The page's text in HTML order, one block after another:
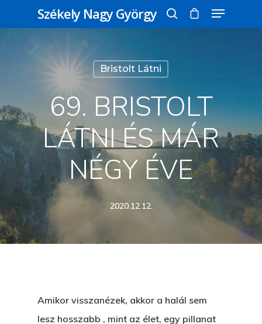
Üss egy entert a kereséshez, vagy nyomd
meg az ESC gombot a bezáráshoz
Székely Nagy György
Bristolt Látni
69. BRISTOLT
LÁTNI ÉS MÁR
NÉGY ÉVE
2020.12.12.
Amikor visszanézek, akkor a halál sem
lesz hosszabb , mint az élet, egy pillanat